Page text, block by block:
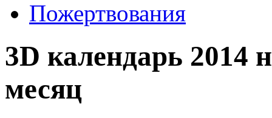
Пожертвования
3D календарь 2014
месяц